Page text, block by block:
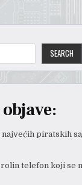
SEARCH
najvećih piratskih
telefon koji se